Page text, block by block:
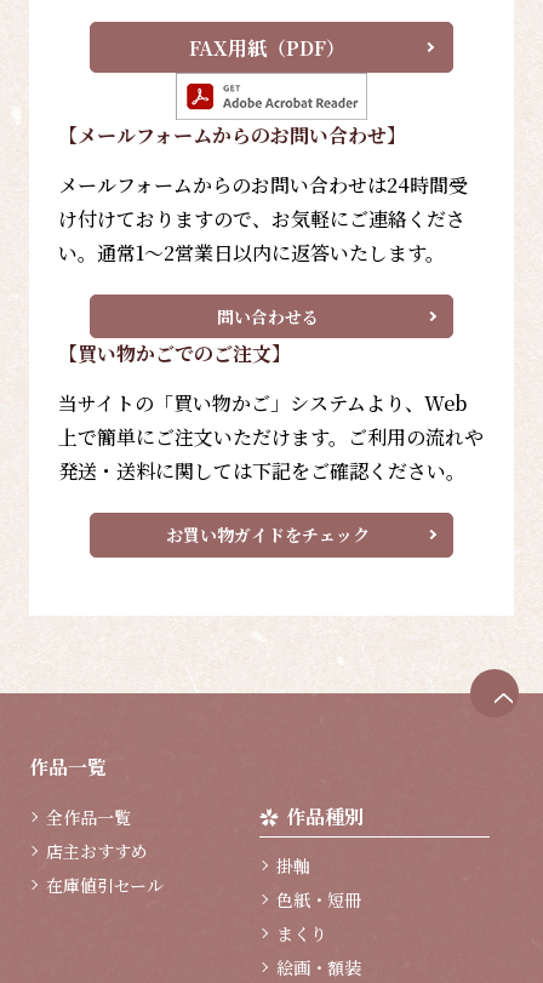
FAX用紙（PDF）
【メールフォームからのお問い合わせ】
メールフォームからのお問い合わせは24時間受
け付けておりますので、お気軽にご連絡くださ
い。通常1～2営業日以内に返答いたします。
問い合わせる
【買い物かごでのご注文】
当サイトの「買い物かご」システムより、Web
上で簡単にご注文いただけます。ご利用の流れや
発送・送料に関しては下記をご確認ください。
お買い物ガイドをチェック
作品一覧
全作品一覧
店主おすすめ
在庫値引セール
作品種別
掛軸
色紙・短冊
まくり
絵画・額装
ペ